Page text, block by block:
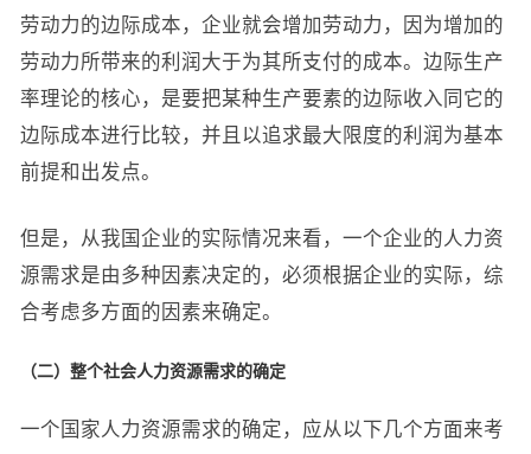
劳动力的边际成本，企业就会增加劳动力，因为增加的
劳动力所带来的利润大于为其所支付的成本。边际生产
率理论的核心，是要把某种生产要素的边际收入同它的
边际成本进行比较，并且以追求最大限度的利润为基本
前提和出发点。
但是，从我国企业的实际情况来看，一个企业的人力资
源需求是由多种因素决定的，必须根据企业的实际，综
合考虑多方面的因素来确定。
（二）整个社会人力资源需求的确定
一个国家人力资源需求的确定，应从以下几个方面来考